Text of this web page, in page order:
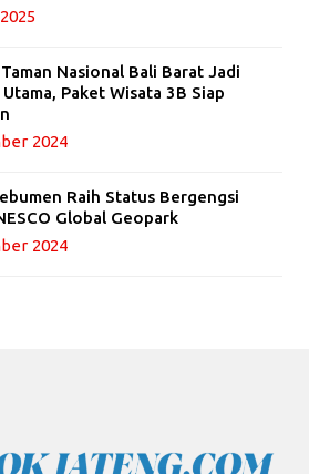
Nasional Bali Barat Jadi
Paket Wisata 3B Siap
2024
Raih Status Bergengsi
Global Geopark
2024